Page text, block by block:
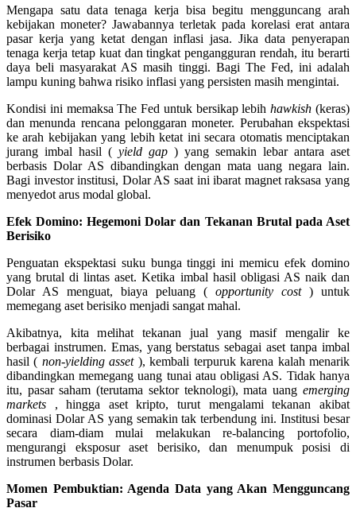
Mengapa satu data tenaga kerja bisa begitu mengguncang arah
kebijakan moneter? Jawabannya terletak pada korelasi erat antara
pasar kerja yang ketat dengan inflasi jasa. Jika data penyerapan
tenaga kerja tetap kuat dan tingkat pengangguran rendah, itu berarti
daya beli masyarakat AS masih tinggi. Bagi The Fed, ini adalah
lampu kuning bahwa risiko inflasi yang persisten masih mengintai.
Kondisi ini memaksa The Fed untuk bersikap lebihhawkish (keras)
dan menunda rencana pelonggaran moneter. Perubahan ekspektasi
ke arah kebijakan yang lebih ketat ini secara otomatis menciptakan
jurang imbal hasil ( yield gap ) yang semakin lebar antara aset
berbasis Dolar AS dibandingkan dengan mata uang negara lain.
Bagi investor institusi, Dolar AS saat ini ibarat magnet raksasa yang
menyedot arus modal global.
Efek Domino: Hegemoni Dolar dan Tekanan Brutal pada Aset
Berisiko
Penguatan ekspektasi suku bunga tinggi ini memicu efek domino
yang brutal di lintas aset. Ketika imbal hasil obligasi AS naik dan
Dolar AS menguat, biaya peluang ( opportunity cost) untuk
memegang aset berisiko menjadi sangat mahal.
Akibatnya, kita melihat tekanan jual yang masif mengalir ke
berbagai instrumen. Emas, yang berstatus sebagai aset tanpa imbal
hasil ( non-yielding asset), kembali terpuruk karena kalah menarik
dibandingkan memegang uang tunai atau obligasi AS. Tidak hanya
itu, pasar saham (terutama sektor teknologi), mata uang emerging
markets , hingga aset kripto, turut mengalami tekanan akibat
dominasi Dolar AS yang semakin tak terbendung ini. Institusi besar
secara diam-diam mulai melakukan re-balancing portofolio,
mengurangi eksposur aset berisiko, dan menumpuk posisi di
instrumen berbasis Dolar.
Momen Pembuktian: Agenda Data yang Akan Mengguncang
Pasar